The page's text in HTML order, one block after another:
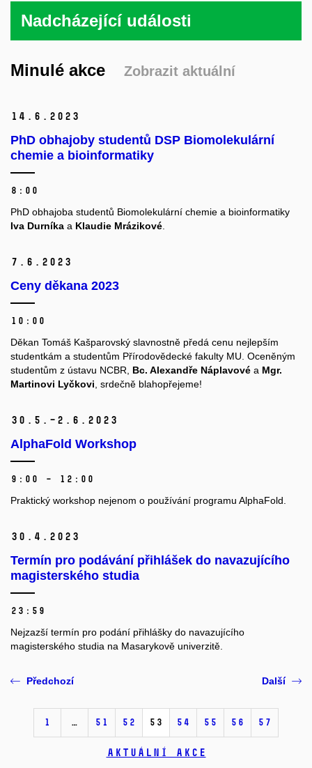
Nadcházející události
Minulé akce Zobrazit aktuální
14. 6. 2023
PhD obhajoby studentů DSP Biomolekulární
chemie a bioinformatiky
8:00
PhD obhajoba studentů Biomolekulární chemie a bioinformatiky
Iva Durníka a Klaudie Mrázikové
7. 6. 2023
Ceny děkana 2023
10:00
Děkan Tomáš Kašparovský slavnostně předá cenu nejlepším
studentkám a studentům Přírodovědecké fakulty MU. Oceněným
studentům z ústavu NCBR, Bc. Alexandře Náplavové a Mgr.
Martinovi Lyčkovi , srdečně blahopřejeme!
30. 5.–2. 6. 2023
AlphaFold Workshop
9:00 – 12:00
Praktický workshop nejenom o používání programu AlphaFold.
30. 4. 2023
Termín pro podávání přihlášek do navazujícího
magisterského studia
23:59
Nejzazší termín pro podání přihlášky do navazujícího
magisterského studia na Masarykově univerzitě.
Předchozí
1 … 51 52 53 54 55 56 57
Další
Aktuální akce